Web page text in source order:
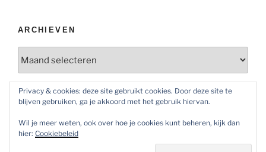
ARCHIEVEN
SOCIAL MEDIA
Bekijk
het
Bekijk
het
Bekijk
het
Privacy & cookies: deze site gebruikt cookies. Door deze site te
blijven gebruiken, ga je akkoord met het gebruik hiervan.
Wil je meer weten, ook over hoe je cookies kunt beheren, kijk dan
hier: Cookiebeleid